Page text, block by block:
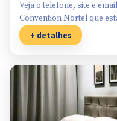
Veja o telefone, site e
Convention Nortel que
+ detalhes